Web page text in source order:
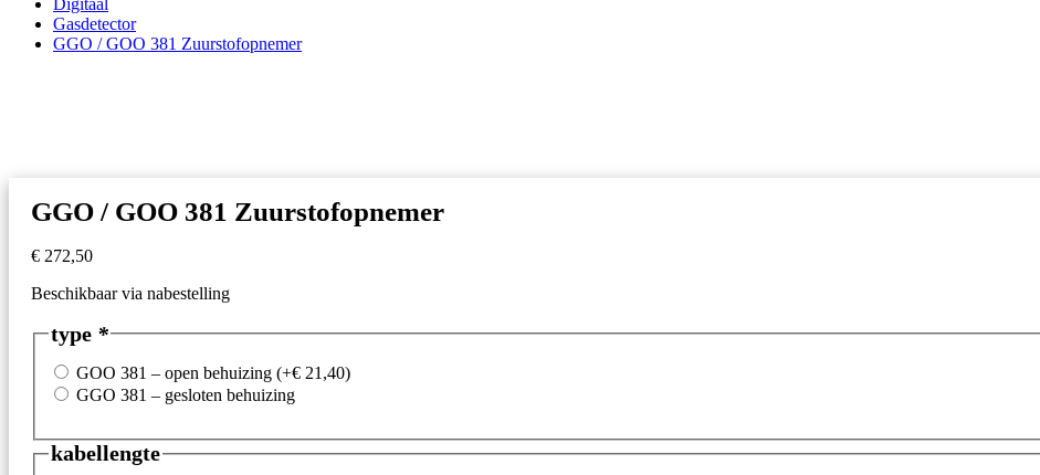
Digitaal
Gasdetector
GGO / GOO 381 Zuurstofopnemer
GGO / GOO 381 Zuurstofopnemer
€ 272,50
Beschikbaar via nabestelling
type *
GOO 381 – open behuizing (+€ 21,40)
GGO 381 – gesloten behuizing
kabellengte